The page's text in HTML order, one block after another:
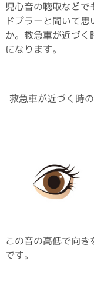
児心音の聴取などで
ドプラーと聞いて
か。救急車が近づく
になります。
救急車が近づく時
この音の高低で向
です。